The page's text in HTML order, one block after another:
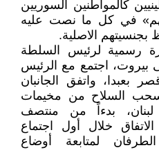
كالمواطنين السوريين
في كل ما نصت عليه
بجنسيتهم الاصلية.
2025 في زيارة رسمية لرئيس السلطة
بيروت، اجتمع مع الرئيس
بعبدا، واتفق الجانبان
سحب السلاح من مخيمات
لبنان، بدءاً من منتصف
خلال أول اجتماع
لمتابعة أوضاع